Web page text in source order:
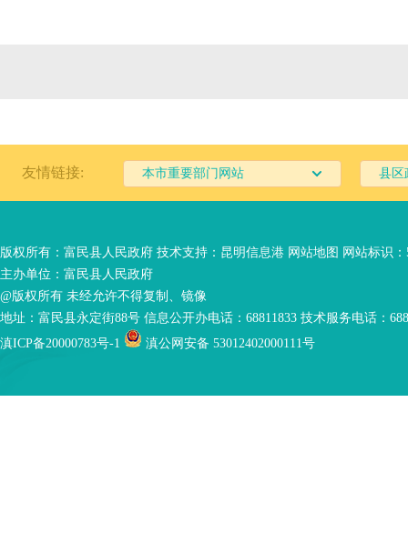
友情链接: 本市重要部门网站 县区
版权所有：富民县人民政府 技术支持： 昆明信息港 网站地图 网站标识：
主办单位：富民县人民政府
@版权所有 未经允许不得复制、镜像
地址：富民县永定街88号 信息公开办电话：68811833 技术服务电话：
滇ICP备20000783号-1
滇公网安备 53012402000111号